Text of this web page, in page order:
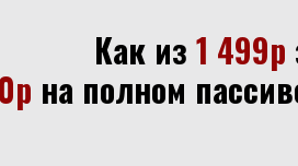
Как из 1 499р
на полном